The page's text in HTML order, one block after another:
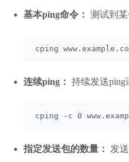
基本ping命令： 测试到
cping
连续ping： 持续发送ping
cping -c 0
指定发送包的数量： 发